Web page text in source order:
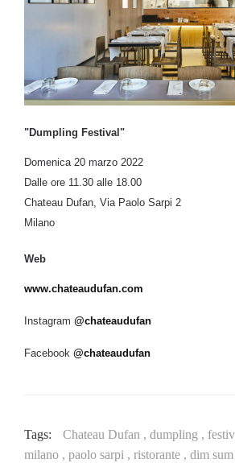
"Dumpling Festival"
Domenica 20 marzo 2022
Dalle ore 11.30 alle 18.00
Chateau Dufan, Via Paolo Sarpi 2
Milano
Web
www.chateaudufan.com
Instagram @chateaudufan
Facebook @chateaudufan
Tags: Chateau Dufan , dumpling ,
milano , paolo sarpi , ristorante , dim sum